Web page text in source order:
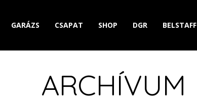
GARÁZS CSAPAT SHOP DGR BELSTAFF
ARCHÍVUM